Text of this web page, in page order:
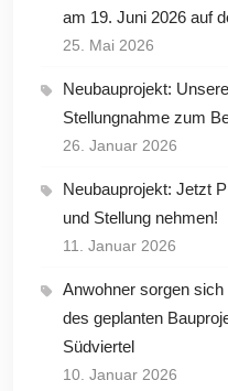
am 19. Juni 2026 auf
25. Mai 2026
Neubauprojekt: Unsere
Stellungnahme zum
26. Januar 2026
Neubauprojekt: Jetzt
und Stellung nehmen!
11. Januar 2026
Anwohner sorgen
des geplanten
Südviertel
10. Januar 2026